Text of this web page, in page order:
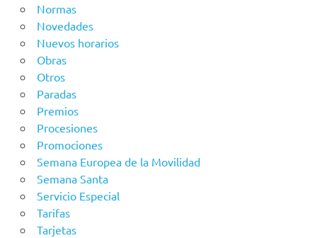
Normas
Novedades
Nuevos horarios
Obras
Otros
Paradas
Premios
Procesiones
Promociones
Semana Europea de la Movilidad
Semana Santa
Servicio Especial
Tarifas
Tarjetas